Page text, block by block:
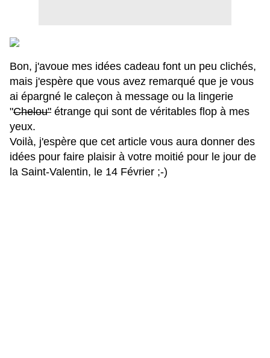
Bon, j'avoue mes idées cadeau font un peu clichés,
mais j'espère que vous avez remarqué que je vous
ai épargné le caleçon à message ou la lingerie
"Chelou" étrange qui sont de véritables flop à mes
yeux.
Voilà, j'espère que cet article vous aura donner des
idées pour faire plaisir à votre moitié pour le jour de
la Saint-Valentin, le 14 Février ;-)